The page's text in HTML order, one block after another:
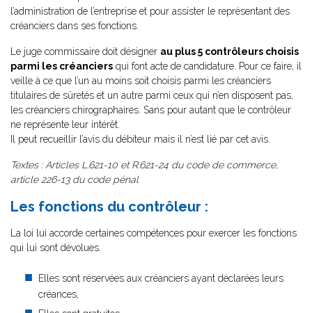
l’administration de l’entreprise et pour assister le représentant des
créanciers dans ses fonctions.
Le juge commissaire doit désigner au plus 5 contrôleurs choisis
parmi les créanciers qui font acte de candidature. Pour ce faire, il
veille à ce que l’un au moins soit choisis parmi les créanciers
titulaires de sûretés et un autre parmi ceux qui n’en disposent pas,
les créanciers chirographaires. Sans pour autant que le contrôleur
ne représente leur intérêt.
Il peut recueillir l’avis du débiteur mais il n’est lié par cet avis.
Textes : Articles L.621-10 et R.621-24 du code de commerce,
article 226-13 du code pénal
Les fonctions du contrôleur :
La loi lui accorde certaines compétences pour exercer les fonctions
qui lui sont dévolues.
Elles sont réservées aux créanciers ayant déclarées leurs
créances,